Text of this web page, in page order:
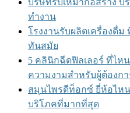
บริษัทรับเหมาก่อสร้าง
ทำงาน
โรงงานรับผลิตเครื่องดื่
ทันสมัย
5 คลินิกฉีดฟิลเลอร์ ที่ไห
ความงามสำหรับผู้ต้องก
สมุนไพรดีท็อกซ์ ยี่ห้อไห
บริโภคที่มากที่สุด